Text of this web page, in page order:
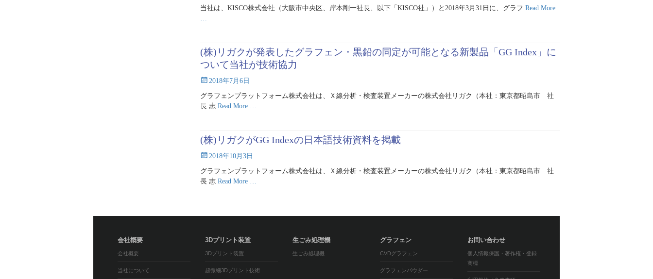
当社は、KISCO株式会社（大阪市中央区、岸本剛一社長、以下「KISCO社」）と2018年3月31日に、グラフ Read More
…
(株)リガクが発表したグラフェン・黒鉛の同定が可能となる新製品「GG Index」に
ついて当社が技術協力
Posted2018年7月6日
グラフェンプラットフォーム株式会社は、Ｘ線分析・検査装置メーカーの株式会社リガク（本社：東京都昭島市 社
長 志 Read More …
(株)リガクがGG Indexの日本語技術資料を掲載
Posted2018年10月3日
グラフェンプラットフォーム株式会社は、Ｘ線分析・検査装置メーカーの株式会社リガク（本社：東京都昭島市 社
長 志 Read More …
会社概要
会社概要
当社について
3Dプリント装置
3Dプリント装置
超微細3Dプリント技術
生ごみ処理機
生ごみ処理機
グラフェン
CVDグラフェン
グラフェンパウダー
お問い合わせ
個人情報保護・著作権・登録
商標